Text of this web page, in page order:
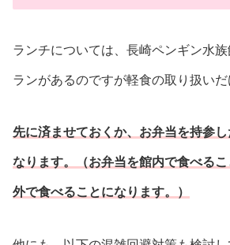
ランチについては、長崎ペンギン水
ランがあるのですが軽食の取り扱いだ
先に済ませておくか、お弁当を持参
なります。（お弁当を館内で食べる
外で食べることになります。）